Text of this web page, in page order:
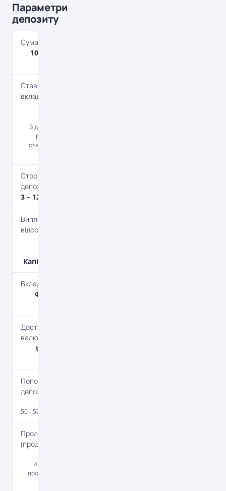
Параметри
депозиту
Сума депозиту
10 – 500 000
Ставка по
вкладу
З достроковим
розірванням
ставка на 0,5%
Строк
депозиту
3 – 12 міс.
Виплата
відсотків
Капіталізація
Вкладник
Фізичним
Доступні
валюти
UAH, USD,
Поповнення
депозиту
50 - 50 000 EUR.
Пролонгація
(продовження)
Автоматична
пролонгація за